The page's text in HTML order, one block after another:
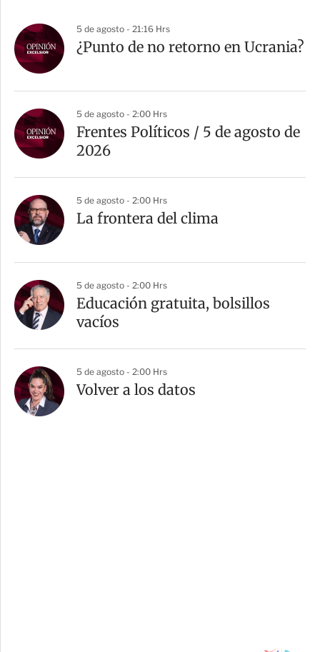
5 de agosto - 21:16 Hrs
¿Punto de no retorno en Ucrania?
5 de agosto - 2:00 Hrs
Frentes Políticos / 5 de agosto de
2026
5 de agosto - 2:00 Hrs
La frontera del clima
5 de agosto - 2:00 Hrs
Educación gratuita, bolsillos
vacíos
5 de agosto - 2:00 Hrs
Volver a los datos